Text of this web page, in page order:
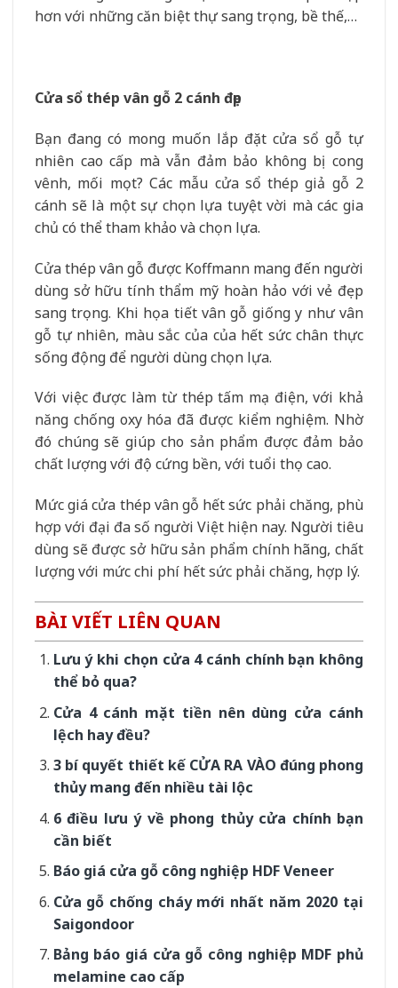
hơn với những căn biệt thự sang trọng, bề thế,…
Cửa sổ thép vân gỗ 2 cánh đẹp
Bạn đang có mong muốn lắp đặt cửa sổ gỗ tự
nhiên cao cấp mà vẫn đảm bảo không bị cong
vênh, mối mọt? Các mẫu cửa sổ thép giả gỗ 2
cánh sẽ là một sự chọn lựa tuyệt vời mà các gia
chủ có thể tham khảo và chọn lựa.
Cửa thép vân gỗ được Koffmann mang đến người
dùng sở hữu tính thẩm mỹ hoàn hảo với vẻ đẹp
sang trọng. Khi họa tiết vân gỗ giống y như vân
gỗ tự nhiên, màu sắc của của hết sức chân thực
sống động để người dùng chọn lựa.
Với việc được làm từ thép tấm mạ điện, với khả
năng chống oxy hóa đã được kiểm nghiệm. Nhờ
đó chúng sẽ giúp cho sản phẩm được đảm bảo
chất lượng với độ cứng bền, với tuổi thọ cao.
Mức giá cửa thép vân gỗ hết sức phải chăng, phù
hợp với đại đa số người Việt hiện nay. Người tiêu
dùng sẽ được sở hữu sản phẩm chính hãng, chất
lượng với mức chi phí hết sức phải chăng, hợp lý.
BÀI VIẾT LIÊN QUAN
Lưu ý khi chọn cửa 4 cánh chính bạn không
thể bỏ qua?
Cửa 4 cánh mặt tiền nên dùng cửa cánh
lệch hay đều?
3 bí quyết thiết kế CỬA RA VÀO đúng phong
thủy mang đến nhiều tài lộc
6 điều lưu ý về phong thủy cửa chính bạn
cần biết
Báo giá cửa gỗ công nghiệp HDF Veneer
Cửa gỗ chống cháy mới nhất năm 2020 tại
Saigondoor
Bảng báo giá cửa gỗ công nghiệp MDF phủ
melamine cao cấp